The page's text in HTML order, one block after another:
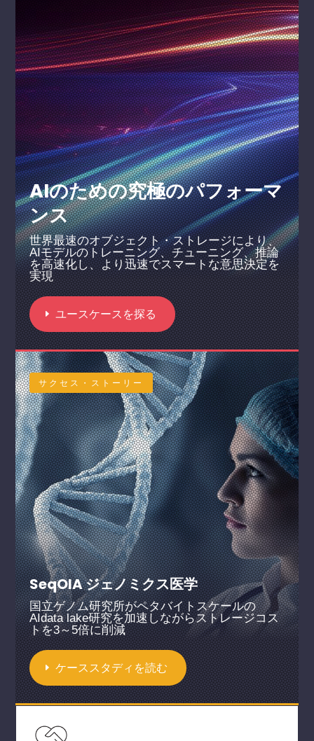
AIのための究極のパフォーマ
ンス
世界最速のオブジェクト・ストレージにより、
AIモデルのトレーニング、チューニング、推論
を高速化し、より迅速でスマートな意思決定を
実現
ユースケースを探る
サクセス・ストーリー
SeqOIA ジェノミクス医学
国立ゲノム研究所がペタバイトスケールの
AIdata lake研究を加速しながらストレージコス
トを3～5倍に削減
ケーススタディを読む